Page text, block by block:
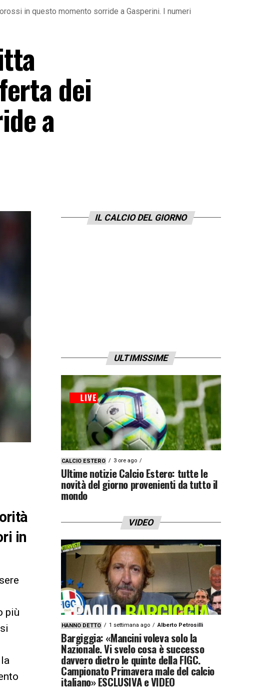
in questo momento sorride a Gasperini. I numeri
dei
a
in
più
IL CALCIO DEL GIORNO
ULTIMISSIME
CALCIO ESTERO 3 ore ago
Ultime notizie Calcio Estero: tutte le
novità del giorno provenienti da tutto il
mondo
VIDEO
HANNO DETTO 1 settimana ago Alberto Petrosilli
Bargiggia: «Mancini voleva solo la
Nazionale. Vi svelo cosa è successo
davvero dietro le quinte della FIGC.
Campionato Primavera male del calcio
italiano» ESCLUSIVA e VIDEO